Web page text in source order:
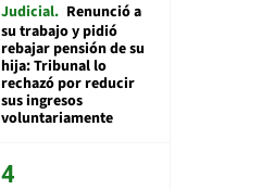
Judicial Renunció a
su trabajo y pidió
rebajar pensión de su
hija: Tribunal lo
rechazó por reducir
sus ingresos
voluntariamente